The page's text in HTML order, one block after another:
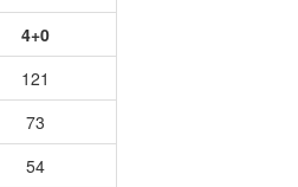
4+0
121
73
54